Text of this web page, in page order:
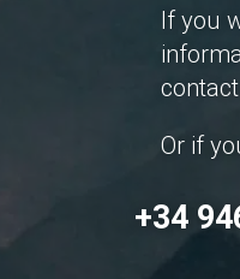
If you
Or if
+34